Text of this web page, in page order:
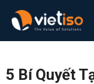
5 Bí Quyết